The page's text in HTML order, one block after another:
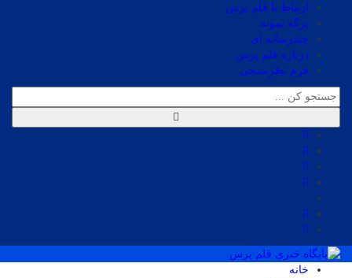
ارتباط با قلم پرس
برگه نمونه
چندرسانه ای
درباره قلم پرس
فرم نظرسنجی
خانه